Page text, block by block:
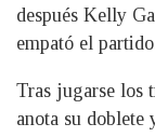
después Kelly
empató el
Tras jugarse los
anota su